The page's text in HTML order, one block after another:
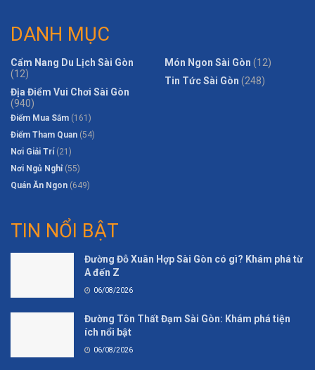
DANH MỤC
Cẩm Nang Du Lịch Sài Gòn
(12)
Địa Điểm Vui Chơi Sài Gòn
(940)
Điểm Mua Sắm (161)
Điểm Tham Quan (54)
Nơi Giải Trí(21)
Nơi Ngủ Nghỉ (55)
Quán Ăn Ngon (649)
Món Ngon Sài Gòn (12)
Tin Tức Sài Gòn (248)
TIN NỔI BẬT
Đường Đỗ Xuân Hợp Sài Gòn có gì? Khám phá từ
A đến Z
06/08/2026
Đường Tôn Thất Đạm Sài Gòn: Khám phá tiện
ích nổi bật
06/08/2026